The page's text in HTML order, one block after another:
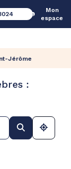
Mon
espace
Jérôme
: